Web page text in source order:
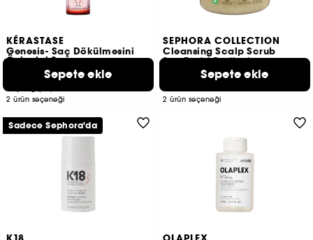
KÉRASTASE
Genesis- Saç Dökülmesini
Önleyici Serum
58
2 ürün seçeneği
Sepete ekle
SEPHORA COLLECTION
Cleansing Scalp Scrub
Saç Derisi Peelingi
42
1.149 TL
2 ürün seçeneği
Sepete ekle
Sadece Sephora'da